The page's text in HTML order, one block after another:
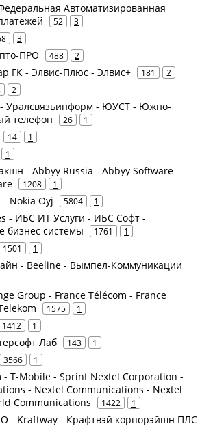
Автоматизированная
52 3
3
ПРО 488 2
ГК - Элвис-Плюс - Элвис+ 181 2
2
- Уралсвязьинформ - ЮУСТ - Южно-
телефон
26 1
14 1
1
- Abbyy Russia - Abbyy Software
1208 1
Nokia Oyj 5804 1
- ИБС ИТ Услуги - ИБС Софт -
системы
1761 1
1501 1
- Beeline - Вымпел-Коммуникации
Group - France Télécom - France
1575 1
1412 1
Лаб 143 1
3566 1
- T-Mobile - Sprint Nextel Corporation -
- Nextel Communications - Nextel
Communications
1422 1
- Kraftway - Крафтвэй корпорэйшн ПЛС